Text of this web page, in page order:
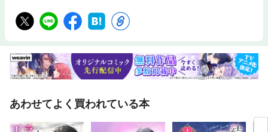
あわせてよく買われている本